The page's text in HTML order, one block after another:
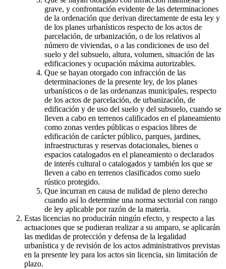
grave, y confrontación evidente de las determinaciones
de la ordenación que derivan directamente de esta ley y
de los planes urbanísticos respecto de los actos de
parcelación, de urbanización, o de los relativos al
número de viviendas, o a las condiciones de uso del
suelo y del subsuelo, altura, volumen, situación de las
edificaciones y ocupación máxima autorizables.
Que se hayan otorgado con infracción de las
determinaciones de la presente ley, de los planes
urbanísticos o de las ordenanzas municipales, respecto
de los actos de parcelación, de urbanización, de
edificación y de uso del suelo y del subsuelo, cuando se
lleven a cabo en terrenos calificados en el planeamiento
como zonas verdes públicas o espacios libres de
edificación de carácter público, parques, jardines,
infraestructuras y reservas dotacionales, bienes o
espacios catalogados en el planeamiento o declarados
de interés cultural o catalogados y también los que se
lleven a cabo en terrenos clasificados como suelo
rústico protegido.
Que incurran en causa de nulidad de pleno derecho
cuando así lo determine una norma sectorial con rango
de ley aplicable por razón de la materia.
Estas licencias no producirán ningún efecto, y respecto a las
actuaciones que se pudieran realizar a su amparo, se aplicarán
las medidas de protección y defensa de la legalidad
urbanística y de revisión de los actos administrativos previstas
en la presente ley para los actos sin licencia, sin limitación de
plazo.